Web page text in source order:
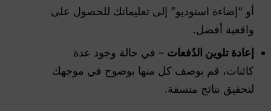
أو “إضاءة استوديو” إلى تعليماتك للحصول على
واقعية أفضل.
إعادة تلوين الدُفعات – في حالة وجود عدة
كائنات، قم بوصف كل منها بوضوح في موجهك
لتحقيق نتائج متسقة.